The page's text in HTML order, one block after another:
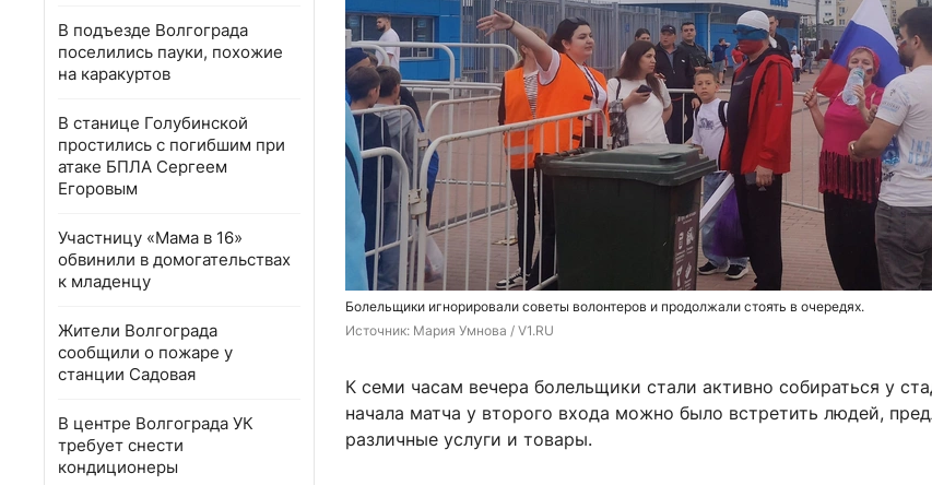
В подъезде Волгограда
поселились пауки, похожие
на каракуртов
В станице Голубинской
простились с погибшим при
атаке БПЛА Сергеем
Егоровым
Участницу «Мама в 16»
обвинили в домогательствах
к младенцу
Жители Волгограда
сообщили о пожаре у
станции Садовая
В центре Волгограда УК
требует снести
кондиционеры
Болельщики игнорировали советы волонтеров и продолжали стоять в очередях.
Источник: Мария Умнова / V1.RU
К семи часам вечера болельщики стали активно собираться у
начала матча у второго входа можно было встретить людей,
различные услуги и товары.